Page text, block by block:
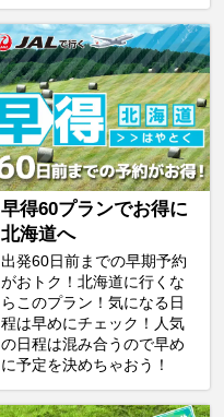
早得60プランでお得に
北海道へ
出発60日前までの早期予約
がおトク！北海道に行くな
らこのプラン！気になる日
程は早めにチェック！人気
の日程は混み合うので早め
に予定を決めちゃおう！